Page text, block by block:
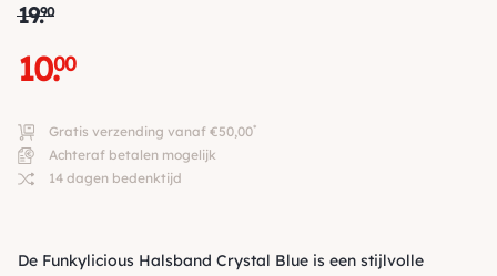
19.90
10.
00
Gratis verzending vanaf €50,00*
Achteraf betalen mogelijk
14 dagen bedenktijd
De Funkylicious Halsband Crystal Blue is een stijlvolle